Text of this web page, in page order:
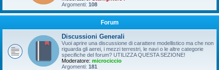
Argomenti: 108
Forum
Discussioni Generali
Vuoi aprire una discussione di carattere modellistico ma che non
riguarda gli aerei, i mezzi terrestri, le navi o le altre categorie
specifiche del forum? UTILIZZA QUESTA SEZIONE!
Moderatore: microciccio
Argomenti: 181